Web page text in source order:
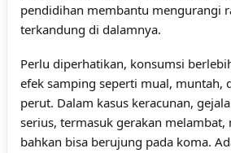
pendidihan membantu mengurangi
terkandung di dalamnya.
Perlu diperhatikan, konsumsi
efek samping seperti mual, muntah,
perut. Dalam kasus keracunan,
serius, termasuk gerakan melambat,
bahkan bisa berujung pada koma.